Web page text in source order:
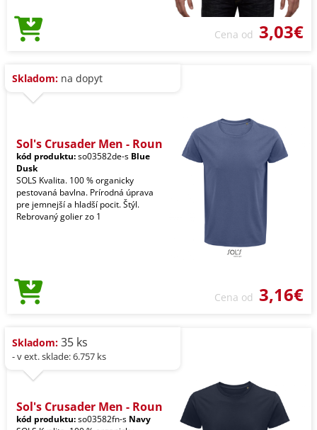
Cena od 3,03€
Skladom: na dopyt
Sol's Crusader Men - Roun
kód produktu:so03582de-s Blue
Dusk
SOLS Kvalita. 100 % organicky
pestovaná bavlna. Prírodná úprava
pre jemnejší a hladší pocit. Štýl.
Rebrovaný golier zo 1
Cena od 3,16€
Skladom: 35 ks
- v ext. sklade: 6.757 ks
Sol's Crusader Men - Roun
kód produktu:so03582fn-s Navy